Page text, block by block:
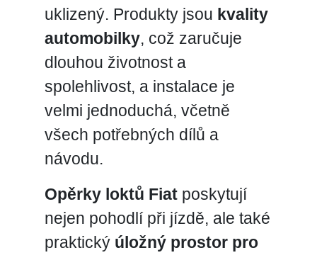
uklizený. Produkty jsou kvality
automobilky, což zaručuje
dlouhou životnost a
spolehlivost, a instalace je
velmi jednoduchá, včetně
všech potřebných dílů a
návodu.
Opěrky loktů Fiatposkytují
nejen pohodlí při jízdě, ale také
praktický úložný prostor pro